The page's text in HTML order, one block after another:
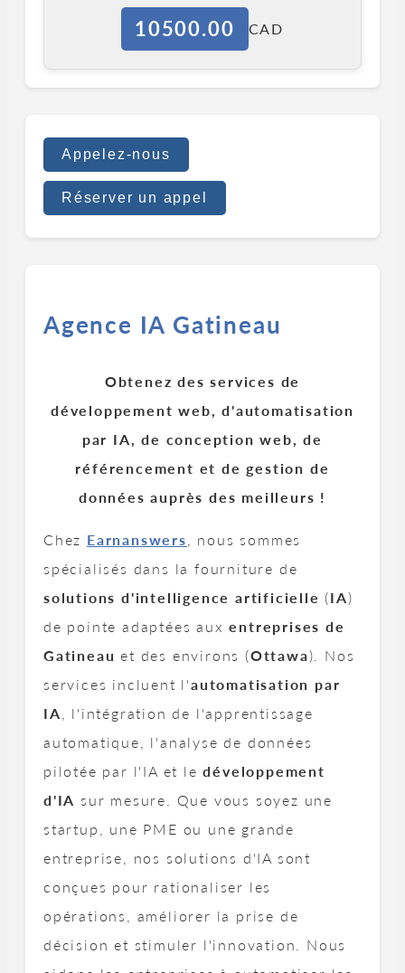
10500.00 CAD
Appelez-nous
Réserver un appel
Agence IA Gatineau
Obtenez des services de
développement web, d'automatisation
par IA, de conception web, de
référencement et de gestion de
données auprès des meilleurs !
Chez Earnanswers , nous sommes
spécialisés dans la fourniture de
solutions d'intelligence artificielle (IA)
de pointe adaptées auxentreprises de
Gatineau et des environs (Ottawa). Nos
services incluent l'automatisation par
IA , l'intégration de l'apprentissage
automatique, l'analyse de données
pilotée par l'IA et ledéveloppement
d'IA sur mesure. Que vous soyez une
startup, une PME ou une grande
entreprise, nos solutions d'IA sont
conçues pour rationaliser les
opérations, améliorer la prise de
décision et stimuler l'innovation. Nous